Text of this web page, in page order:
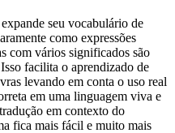
seu vocabulário de
como expressões
com vários significados são
facilita o aprendizado de
levando em conta o uso real
em uma linguagem viva e
em contexto do
fica mais fácil e muito mais